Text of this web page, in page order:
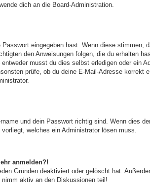
dich an die Board-Administration.
eingegeben hast. Wenn diese stimmen,
den Anweisungen folgen, die du erhalten
musst du dies selbst erledigen oder
prüfe, ob du deine E-Mail-Adresse
und dein Passwort richtig sind. Wenn dies
welches ein Administrator lösen muss.
anmelden?!
Gründen deaktiviert oder gelöscht hat.
aktiv an den Diskussionen teil!